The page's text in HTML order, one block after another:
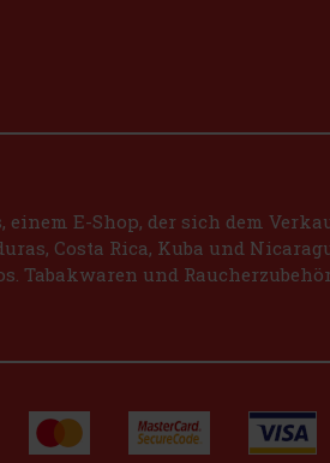
E-Shop, der sich dem
Costa Rica, Kuba und
Tabakwaren und